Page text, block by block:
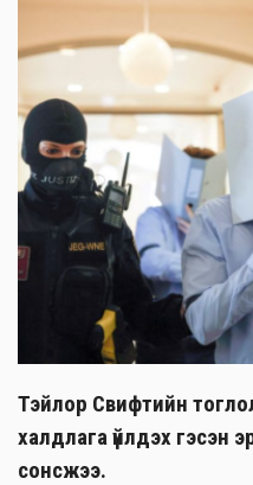
Тэйлор Свифтийн
халдлага үйлдэх гэсэн
сонсжээ.